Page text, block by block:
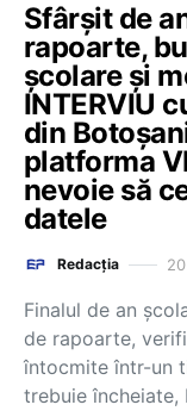
Sfârșit de
rapoarte,
școlare și
INTERVIU
din
platforma
nevoie să
datele
Redacția
Finalul de an
de rapoarte,
întocmite într-un
trebuie